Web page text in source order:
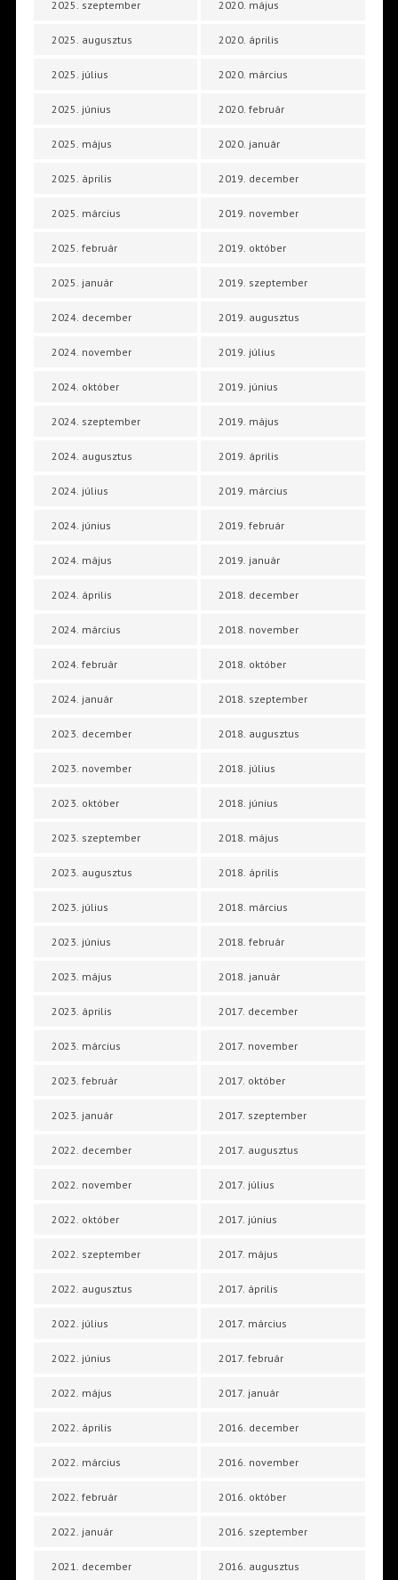
2025. szeptember
2025. augusztus
2025. július
2025. június
2025. május
2025. április
2025. március
2025. február
2025. január
2024. december
2024. november
2024. október
2024. szeptember
2024. augusztus
2024. július
2024. június
2024. május
2024. április
2024. március
2024. február
2024. január
2023. december
2023. november
2023. október
2023. szeptember
2023. augusztus
2023. július
2023. június
2023. május
2023. április
2023. március
2023. február
2023. január
2022. december
2022. november
2022. október
2022. szeptember
2022. augusztus
2022. július
2022. június
2022. május
2022. április
2022. március
2022. február
2022. január
2021. december
2020. május
2020. április
2020. március
2020. február
2020. január
2019. december
2019. november
2019. október
2019. szeptember
2019. augusztus
2019. július
2019. június
2019. május
2019. április
2019. március
2019. február
2019. január
2018. december
2018. november
2018. október
2018. szeptember
2018. augusztus
2018. július
2018. június
2018. május
2018. április
2018. március
2018. február
2018. január
2017. december
2017. november
2017. október
2017. szeptember
2017. augusztus
2017. július
2017. június
2017. május
2017. április
2017. március
2017. február
2017. január
2016. december
2016. november
2016. október
2016. szeptember
2016. augusztus